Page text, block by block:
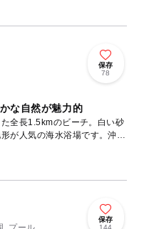
保存
78
な自然が魅力的
全長1.5kmのビーチ。白い砂
が人気の海水浴場です。沖合
保存
144